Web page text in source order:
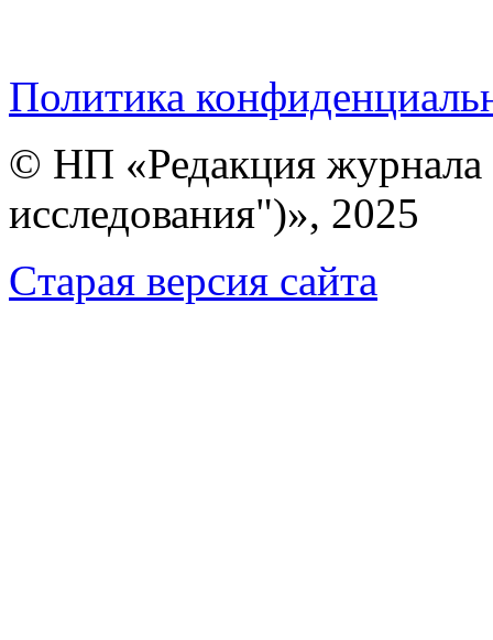
Политика
© НП «Редакция
исследования")», 2025
Cтарая версия сайта